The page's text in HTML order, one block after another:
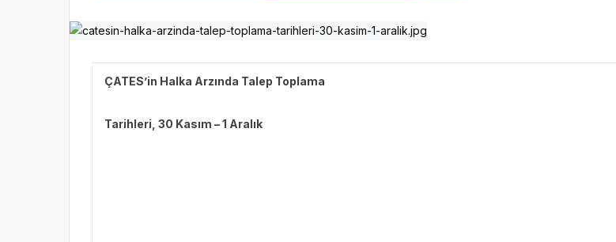
ÇATES’in Halka Arzında Talep Toplama
Tarihleri, 30 Kasım – 1 Aralık